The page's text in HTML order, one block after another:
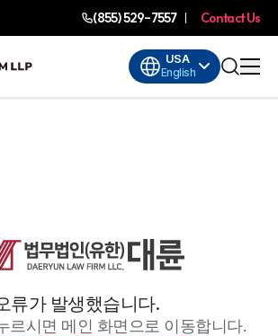
(855) 529-7557 Contact Us
USA
English
류가 발생했습니다.
르시면 메인 화면으로 이동합니다.